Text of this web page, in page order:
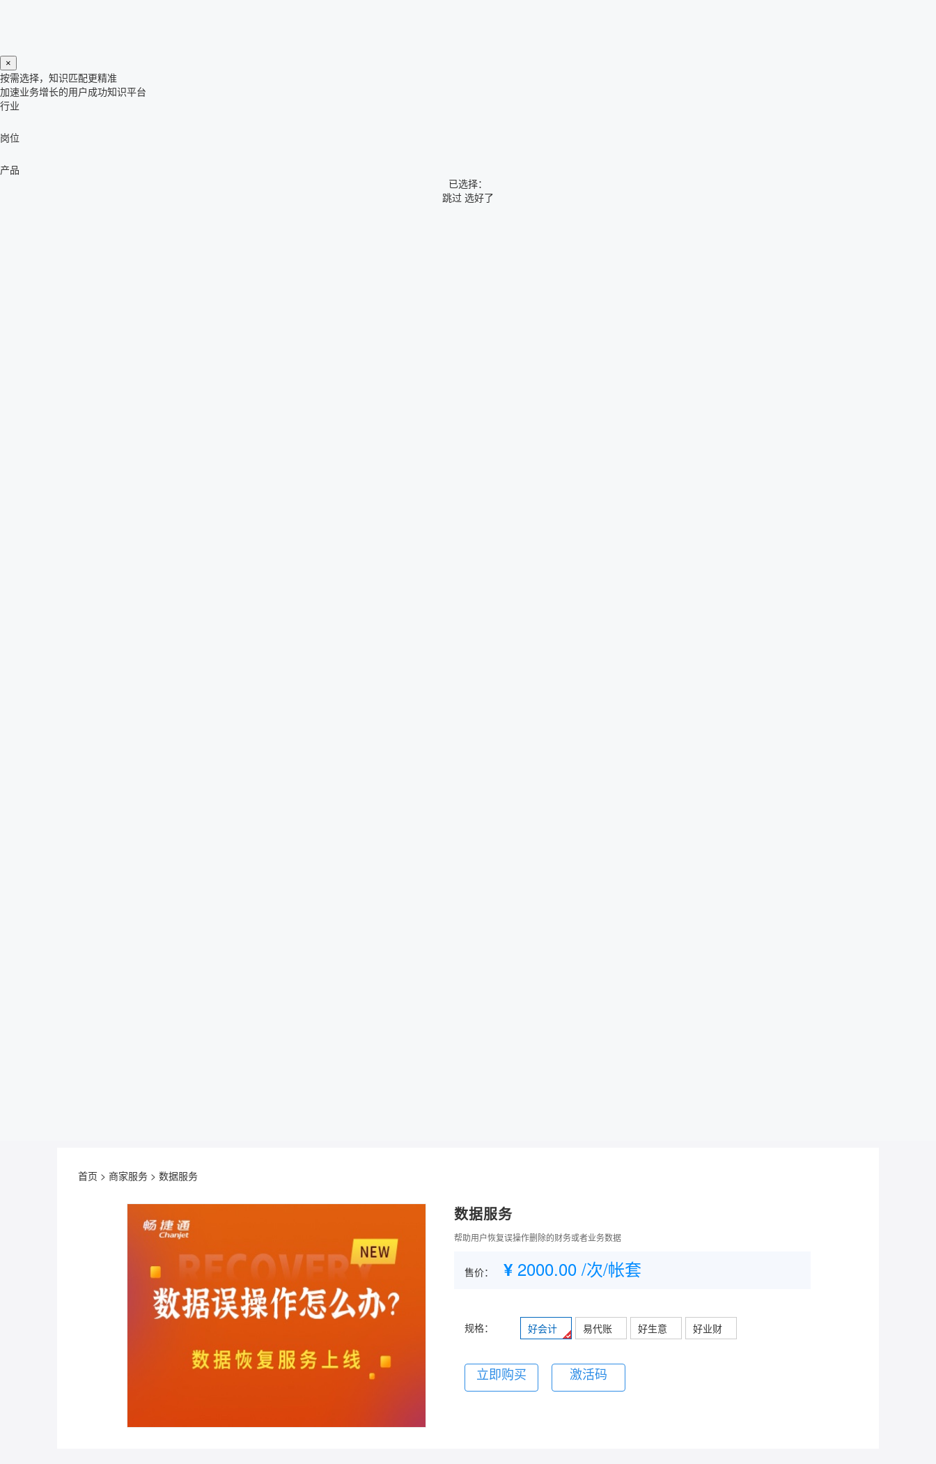
×
按需选择，知识匹配更精准
加速业务增长的用户成功知识平台
行业
岗位
产品
已选择：
跳过 选好了
首页 > 商家服务 > 数据服务
数据服务
帮助用户恢复误操作删除的财务或者业务数据
售价： ¥ 2000.00 /次/帐套
规格： 好会计 易代账 好生意 好业财
立即购买 激活码